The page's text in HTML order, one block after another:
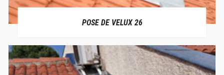
POSE DE VELUX 26